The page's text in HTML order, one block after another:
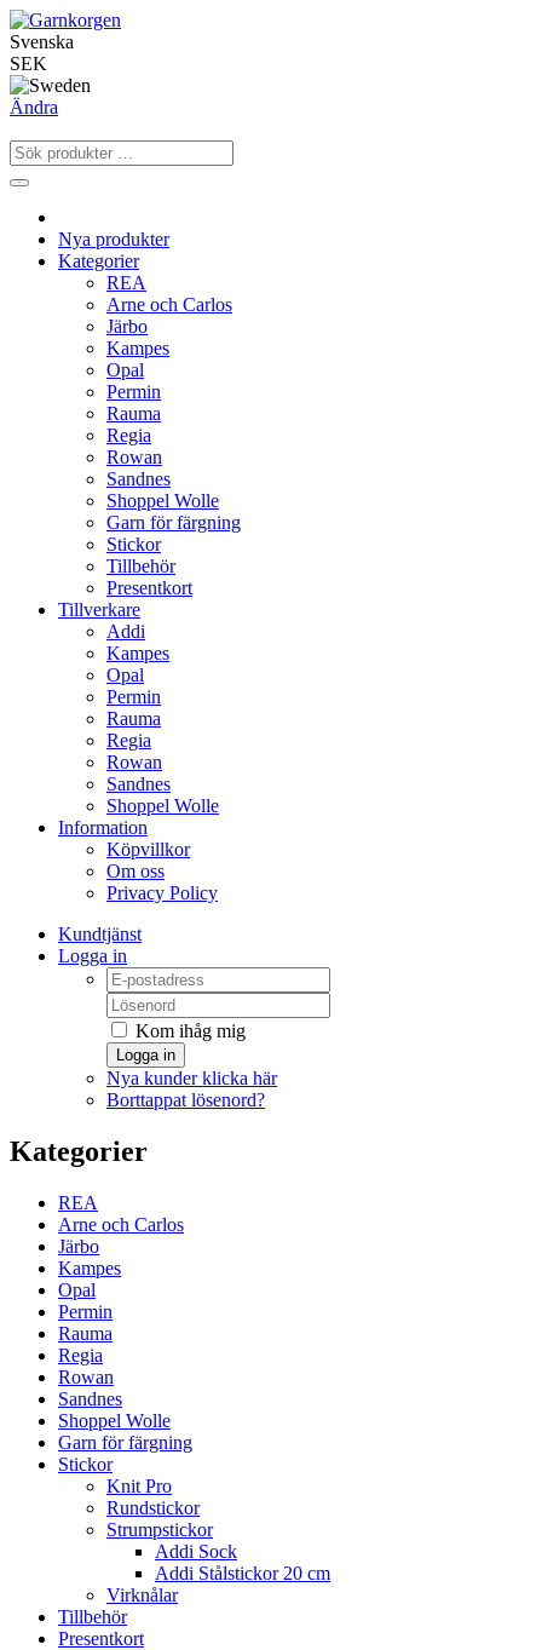
Svenska
SEK
Ändra
Nya produkter
Kategorier
REA
Arne och Carlos
Järbo
Kampes
Opal
Permin
Rauma
Regia
Rowan
Sandnes
Shoppel Wolle
Garn för färgning
Stickor
Tillbehör
Presentkort
Tillverkare
Addi
Kampes
Opal
Permin
Rauma
Regia
Rowan
Sandnes
Shoppel Wolle
Information
Köpvillkor
Om oss
Privacy Policy
Kundtjänst
Logga in
Kom ihåg mig
Logga in
Nya kunder klicka här
Borttappat lösenord?
Kategorier
REA
Arne och Carlos
Järbo
Kampes
Opal
Permin
Rauma
Regia
Rowan
Sandnes
Shoppel Wolle
Garn för färgning
Stickor
Knit Pro
Rundstickor
Strumpstickor
Addi Sock
Addi Stålstickor 20 cm
Virknålar
Tillbehör
Presentkort